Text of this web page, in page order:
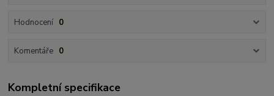
Hodnocení 0
Komentáře 0
Kompletní specifikace